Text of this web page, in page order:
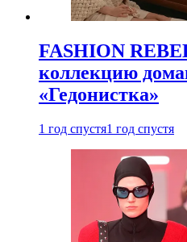
FASHION
коллекцию
«Гедонистка»
1 год спустя1 год спустя